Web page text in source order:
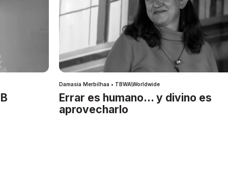
Damasia Merbilhaa • TBWA\Worldwide
Errar es humano… y divino es
aprovecharlo